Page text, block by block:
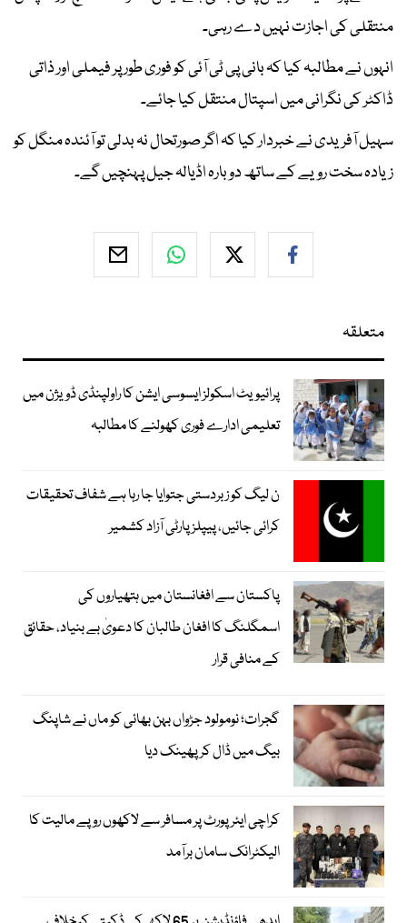
منتقلی کی اجازت نہیں دے رہی۔
انہوں نے مطالبہ کیا کہ بانی پی ٹی آئی کو فوری طور پر فیملی اور ذاتی
ڈاکٹر کی نگرانی میں اسپتال منتقل کیا جائے۔
سہیل آفریدی نے خبردار کیا کہ اگر صورتحال نہ بدلی تو آئندہ منگل کو
زیادہ سخت رویے کے ساتھ دوبارہ اڈیالہ جیل پہنچیں گے۔
متعلقہ
پرائیویٹ اسکولز ایسوسی ایشن کا راولپنڈی ڈویژن میں
تعلیمی ادارے فوری کھولنے کا مطالبہ
ن لیگ کو زبردستی جتوایا جا رہا ہے شفاف تحقیقات
کرائی جائیں، پیپلز پارٹی آزاد کشمیر
پاکستان سے افغانستان میں ہتھیاروں کی
اسمگلنگ کا افغان طالبان کا دعویٰ بے بنیاد، حقائق
کے منافی قرار
گجرات؛ نومولود جڑواں بہن بھائی کو ماں نے شاپنگ
بیگ میں ڈال کر پھینک دیا
کراچی ایئرپورٹ پر مسافر سے لاکھوں روپے مالیت کا
الیکٹرانک سامان برآمد